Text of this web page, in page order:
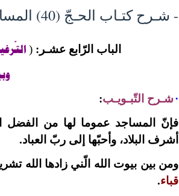
- شـرح كتـاب الحـجّ (40) المساجد الثّلاثة: فضائل وأحكام
الباب الرّابع عشـر: (
·شـرح التّبـويـب:
فإنّ المساجد عموما لها من الفضل
أشرف البلاد، وأحبّها إلى ربّ العباد.
ومن بين بيوت الله الّني زادها الله
قباء.